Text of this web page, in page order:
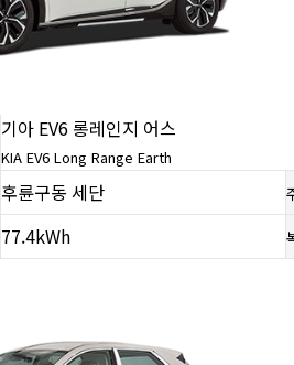
기아 EV6 롱레인지 어스
KIA EV6 Long Range Earth
후륜구동 세단
77.4kWh